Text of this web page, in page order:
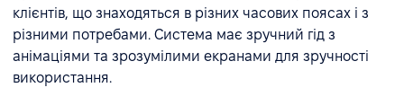
клієнтів, що знаходяться в різних часових поясах і з
різними потребами. Система має зручний гід з
анімаціями та зрозумілими екранами для зручності
використання.